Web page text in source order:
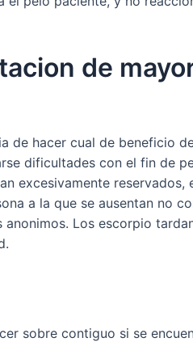
de
de hacer cual de beneficio
dificultades con el fin de
excesivamente
a la que se ausentan no
Los escorpio
sobre contiguo si se